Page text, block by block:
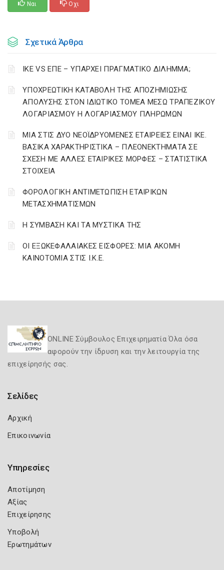
Ναι Οχι
Σχετικά Άρθρα
ΙΚΕ VS ΕΠΕ – ΥΠΑΡΧΕΙ ΠΡΑΓΜΑΤΙΚΟ ΔΙΛΗΜΜΑ;
YΠΟΧΡΕΩΤΙΚΗ ΚΑΤΑΒΟΛΗ ΤΗΣ ΑΠΟΖΗΜΙΩΣΗΣ
ΑΠΟΛΥΣΗΣ ΣΤΟΝ ΙΔΙΩΤΙΚΟ ΤΟΜΕΑ ΜΕΣΩ ΤΡΑΠΕΖΙΚΟΥ
ΛΟΓΑΡΙΑΣΜΟΥ Η ΛΟΓΑΡΙΑΣΜΟΥ ΠΛΗΡΩΜΩΝ
ΜΙΑ ΣΤΙΣ ΔΥΟ ΝΕΟΪΔΡΥΟΜΕΝΕΣ ΕΤΑΙΡΕΙΕΣ ΕΙΝΑΙ ΙΚΕ.
ΒΑΣΙΚΑ ΧΑΡΑΚΤΗΡΙΣΤΙΚΑ – ΠΛΕΟΝΕΚΤΗΜΑΤΑ ΣΕ
ΣΧΕΣΗ ΜΕ ΑΛΛΕΣ ΕΤΑΙΡΙΚΕΣ ΜΟΡΦΕΣ – ΣΤΑΤΙΣΤΙΚΑ
ΣΤΟΙΧΕΙΑ
ΦΟΡΟΛΟΓΙΚΗ ΑΝΤΙΜΕΤΩΠΙΣΗ ΕΤΑΙΡΙΚΩΝ
ΜΕΤΑΣΧΗΜΑΤΙΣΜΩΝ
Η ΣΥΜΒΑΣΗ ΚΑΙ ΤΑ ΜΥΣΤΙΚΑ ΤΗΣ
ΟΙ ΕΞΩΚΕΦΑΛΑΙΑΚΕΣ ΕΙΣΦΟΡΕΣ: ΜΙΑ ΑΚΟΜΗ
ΚΑΙΝΟΤΟΜΙΑ ΣΤΙΣ Ι.Κ.Ε.
ONLINE Σύμβουλος Επιχειρηματία Όλα όσα
αφορούν την ίδρυση και την λειτουργία της
επιχείρησής σας.
Σελίδες
Αρχική
Επικοινωνία
Υπηρεσίες
Αποτίμηση
Αξίας
Επιχείρησης
Υποβολή
Ερωτημάτων